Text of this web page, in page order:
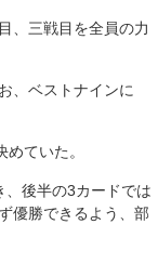
、三戦目を全員の力
、ベストナインに
めていた。
後半の3カードでは
優勝できるよう、部